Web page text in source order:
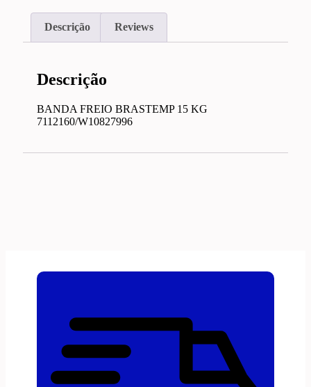
Descrição Reviews
Descrição
BANDA FREIO BRASTEMP 15 KG
7112160/W10827996